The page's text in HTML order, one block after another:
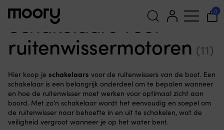
Zoeken
naar:
0
Schakelaars voor
ruitenwissermotoren (11)
Hier koop je schakelaars voor de ruitenwissers van de boot. Een
schakelaar is een belangrijk onderdeel om te bepalen wanneer
en hoe de ruitenwisser moet werken voor optimaal zicht aan
boord. Met zo’n schakelaar wordt het eenvoudig en soepel om
de ruitenwisser naar behoefte in en uit te schakelen, wat de
veiligheid vergroot wanneer je op het water bent.